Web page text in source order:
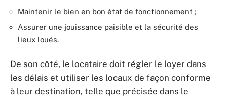
Maintenir le bien en bon état de fonctionnement ;
Assurer une jouissance paisible et la sécurité des
lieux loués.
De son côté, le locataire doit régler le loyer dans
les délais et utiliser les locaux de façon conforme
à leur destination, telle que précisée dans le